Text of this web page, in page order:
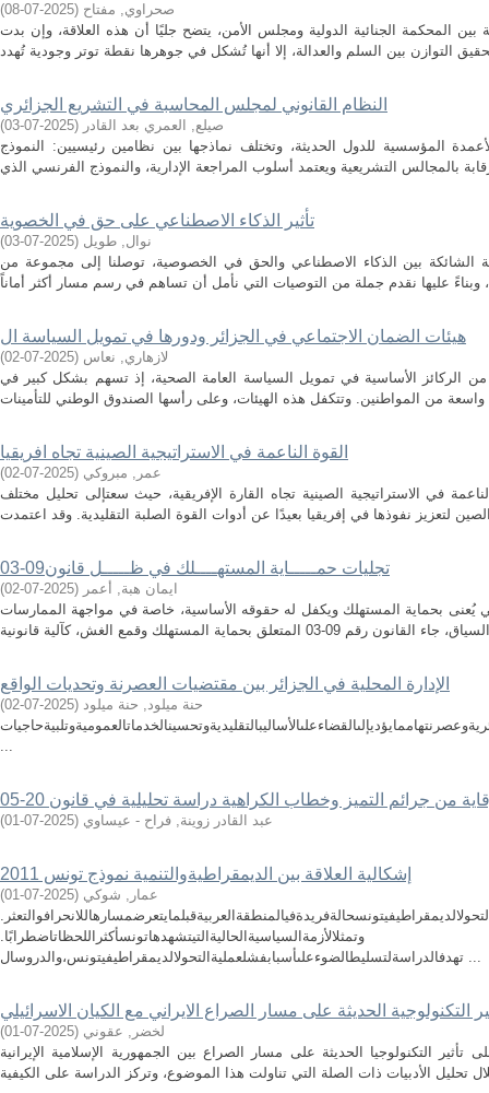
صحراوي, مفتاح (
2025-07-08
)
بين المحكمة الجنائية الدولية ومجلس الأمن، يتضح جليًا أن هذه العلاقة، وإن بدت
النظام القانوني لمجلس المحاسبة في التشريع الجزائري
صيلع, العمري بعد القادر (
2025-07-03
)
المؤسسية للدول الحديثة، وتختلف نماذجها بين نظامين رئيسيين: النموذج
تأثير الذكاء الاصطناعي على حق في الخصوية
نوال, طويل (
2025-07-03
)
الشائكة بين الذكاء الاصطناعي والحق في الخصوصية، توصلنا إلى مجموعة من
هيئات الضمان الاجتماعي في الجزائر ودورها في تمويل السياسة ال
لازهاري, نعاس (
2025-07-02
)
الركائز الأساسية في تمويل السياسة العامة الصحية، إذ تسهم بشكل كبير في
القوة الناعمة في الاستراتيجية الصينية تجاه افريقيا
عمر, مبروكي (
2025-07-02
)
في الاستراتيجية الصينية تجاه القارة الإفريقية، حيث سعتإلى تحليل مختلف
تجليات حمـــــاية المستهــــلك في ظـــــل قانون09-03
ايمان هبة, أعمر (
2025-07-02
)
يُعنى بحماية المستهلك ويكفل له حقوقه الأساسية، خاصة في مواجهة الممارسات
الإدارة المحلية في الجزائر بين مقتضيات العصرنة وتحديات الواقع
حنة ميلود, حنة ميلود (
2025-07-02
)
...
من جرائم التميز وخطاب الكراهية دراسة تحليلية في قانون 20-05
عبد القادر زوينة, فراح - عيساوي (
2025-07-01
)
إشكالية العلاقة بين الديمقراطيةوالتنمية نموذج تونس 2011
عمار, شوكي (
2025-07-01
)
وتمثلالأزمةالسياسيةالحاليةالتيتشهدهاتونسأكثراللحظاتاضطرابًا.
تهدفالدراسةلتسليطالضوءعلىأسبابفشلعمليةالتحولالديمقراطيفيتونس،والدروسال ...
التكنولوجية الحديثة على مسار الصراع الايراني مع الكيان الاسرائيلي
لخضر, عقوني (
2025-07-01
)
التكنولوجيا الحديثة على مسار الصراع بين الجمهورية الإسلامية الإيرانية